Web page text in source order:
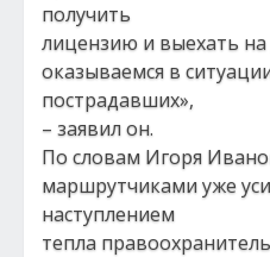
получить
лицензию и выехать
оказываемся в
пострадавших»,
– заявил он.
По словам Игоря
маршрутчиками уже
наступлением
тепла